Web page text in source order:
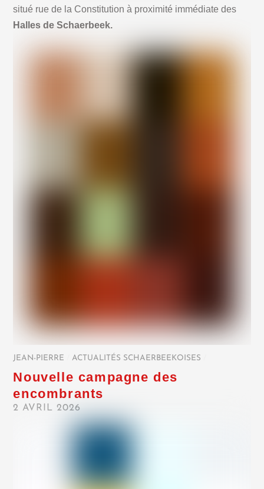
situé rue de la Constitution à proximité immédiate des
Halles de Schaerbeek.
JEAN-PIERRE ACTUALITÉS SCHAERBEEKOISES
Nouvelle campagne des
encombrants
2 AVRIL 2026